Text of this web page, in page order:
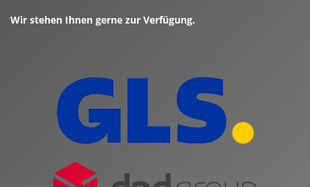
Wir stehen Ihnen gerne zur Verfügung.